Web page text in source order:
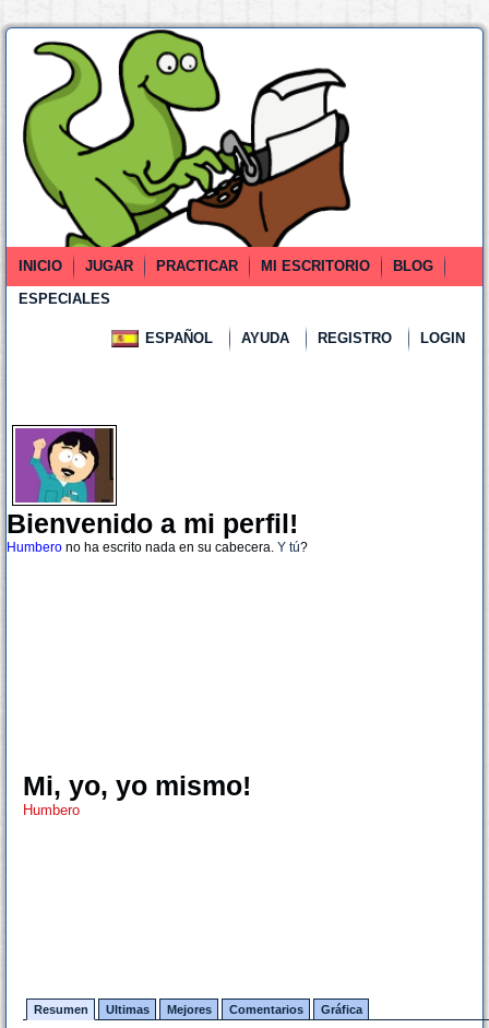
INICIO JUGAR PRACTICAR MI ESCRITORIO
BLOG
ESPECIALES
ESPAÑOL AYUDA REGISTRO LOGIN
Bienvenido a mi perfil!
Humbero no ha escrito nada en su cabecera. Y tú?
Mi, yo, yo mismo!
Humbero
Resumen Ultimas Mejores Comentarios Gráfica